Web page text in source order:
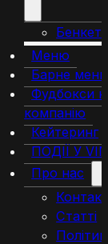
Меню
Барне
Фудбокси
компанію
Кейтеринг
ПОДІЇ У
Про нас
Статті